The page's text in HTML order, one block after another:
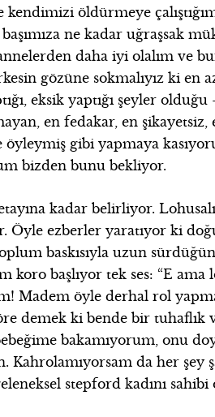
kendimizi öldürmeye
ne kadar uğraşsak
daha iyi olalım ve
gözüne sokmalıyız ki en
eksik yaptığı şeyler
en fedakar, en
öyleymiş gibi yapmaya
bizden bunu bekliyor.
kadar belirliyor.
Öyle ezberler yaratıyor ki
baskısıyla uzun
koro başlıyor tek ses: “E ama
Madem öyle derhal rol
demek ki bende bir tuhaflık
bakamıyorum, onu
Kahrolamıyorsam da her şey
stepford kadını sahibi